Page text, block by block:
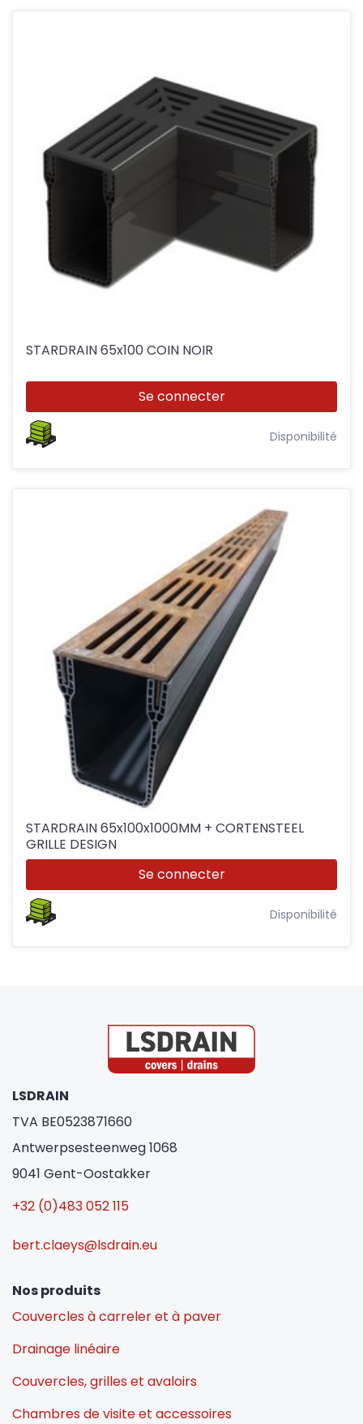
STARDRAIN 65x100 COIN NOIR
Se connecter
Disponibilité
STARDRAIN 65x100x1000MM + CORTENSTEEL
GRILLE DESIGN
Se connecter
Disponibilité
LSDRAIN
TVA BE0523871660
Antwerpsesteenweg 1068
9041 Gent-Oostakker
+32 (0)483 052 115
bert.claeys@lsdrain.eu
Nos produits
Couvercles à carreler et à paver
Drainage linéaire
Couvercles, grilles et avaloirs
Chambres de visite et accessoires